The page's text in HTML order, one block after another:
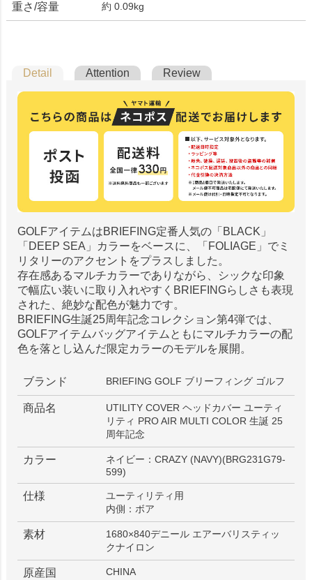
重さ/容量 約 0.09kg
Detail Attention Review
GOLFアイテムはBRIEFING定番人気の「BLACK」
「DEEP SEA」カラーをベースに、「FOLIAGE」でミ
リタリーのアクセントをプラスしました。
存在感あるマルチカラーでありながら、シックな印象
で幅広い装いに取り入れやすくBRIEFINGらしさも表現
された、絶妙な配色が魅力です。
BRIEFING生誕25周年記念コレクション第4弾では、
GOLFアイテムバッグアイテムともにマルチカラーの配
色を落とし込んだ限定カラーのモデルを展開。
ブランド BRIEFING GOLF ブリーフィング ゴルフ
商品名
UTILITY COVER ヘッドカバー ユーティ
リティ PRO AIR MULTI COLOR 生誕 25
周年記念
カラー
ネイビー：CRAZY (NAVY)(BRG231G79-
599)
仕様
ユーティリティ用
内側：ボア
素材
1680×840デニール エアーバリスティッ
クナイロン
原産国 CHINA